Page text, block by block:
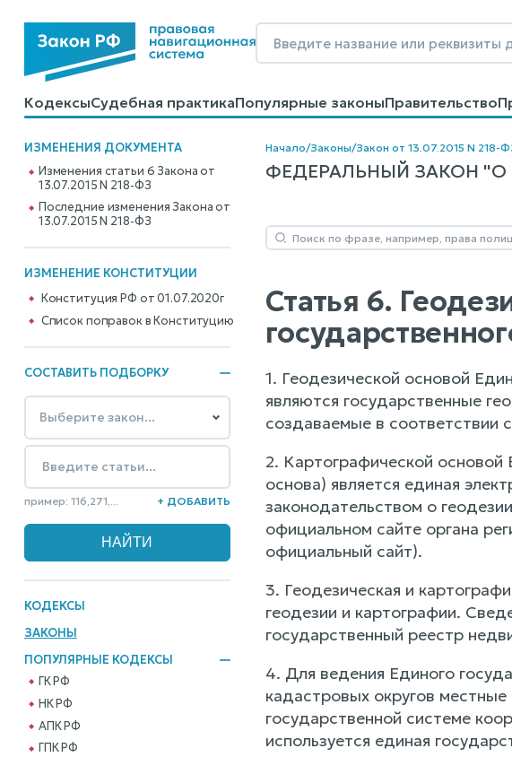
КодексыСудебная практикаПопулярные законыПравительство
КалькуляторыСправочные материалыОбразцы договоров
ИЗМЕНЕНИЯ ДОКУМЕНТА
Изменения статьи 6 Закона от
13.07.2015 N 218-ФЗ
Последние изменения Закона от
13.07.2015 N 218-ФЗ
ИЗМЕНЕНИЕ КОНСТИТУЦИИ
Конституция РФ от 01.07.2020г
Cписок поправок в Конституцию
СОСТАВИТЬ ПОДБОРКУ
пример: 116,271,... + ДОБАВИТЬ
КОДЕКСЫ
ЗАКОНЫ
ПОПУЛЯРНЫЕ КОДЕКСЫ
ГК РФ
НК РФ
АПК РФ
ГПК РФ
Начало/Законы/Закон от 13.07.2015 N 218-
ФЕДЕРАЛЬНЫЙ ЗАКОН "О
Статья 6.
1. Геодезической основой
являются государственные
создаваемые в соответствии
2. Картографической основой
основа) является единая
законодательством о
официальном сайте органа
официальный сайт).
3. Геодезическая и
геодезии и картографии.
государственный реестр
4. Для ведения Единого
кадастровых округов
государственной системе
используется единая